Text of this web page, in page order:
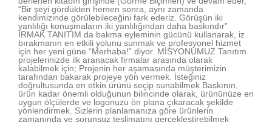
“Bir şeyi gördükten hemen sonra, aynı zamanda
kendimizinde görülebileceğini fark ederiz. Görüşün iki
yanlılığı konuşmaların iki yanlılığından daha baskındır”
IRMAK TANITIM da bakma eyleminin gücünü kullanarak, iz
bırakmanın en etkili yolunu sunmak ve profesyonel hizmet
için her yeni güne “Merhaba!” diyor. MİSYONUMUZ Tanıtım
projelerinizde ilk aranacak firmalar arasında olarak
kalabilmek için; Projenin her aşamasında müşterimizin
tarafından bakarak projeye yön vermek. İsteğiniz
doğrultusunda en etkin ürünü seçip sunabilmek Baskının,
ürün kadar önemli olduğunun bilincinde olarak, ürününüze en
uygun ölçülerde ve logonuzu ön plana çıkaracak şekilde
yönlendirmek. Sizlerin planlamanıza göre ürünlerin
zamanında ve sorunsuz teslimatını gerçekleştirebilmek